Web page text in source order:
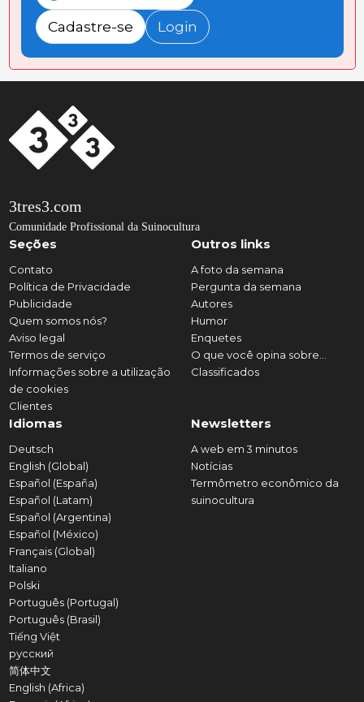
Cadastre-se Login
3tres3.com
Comunidade Profissional da Suinocultura
Seções
Contato
Política de Privacidade
Publicidade
Quem somos nós?
Aviso legal
Termos de serviço
Informações sobre a utilização
de cookies
Clientes
Outros links
A foto da semana
Pergunta da semana
Autores
Humor
Enquetes
O que você opina sobre...
Classificados
Idiomas
Deutsch
English (Global)
Español (España)
Español (Latam)
Español (Argentina)
Español (México)
Français (Global)
Italiano
Polski
Português (Portugal)
Português (Brasil)
Tiếng Việt
русский
简体中文
English (Africa)
Newsletters
A web em 3 minutos
Notícias
Termômetro econômico da
suinocultura